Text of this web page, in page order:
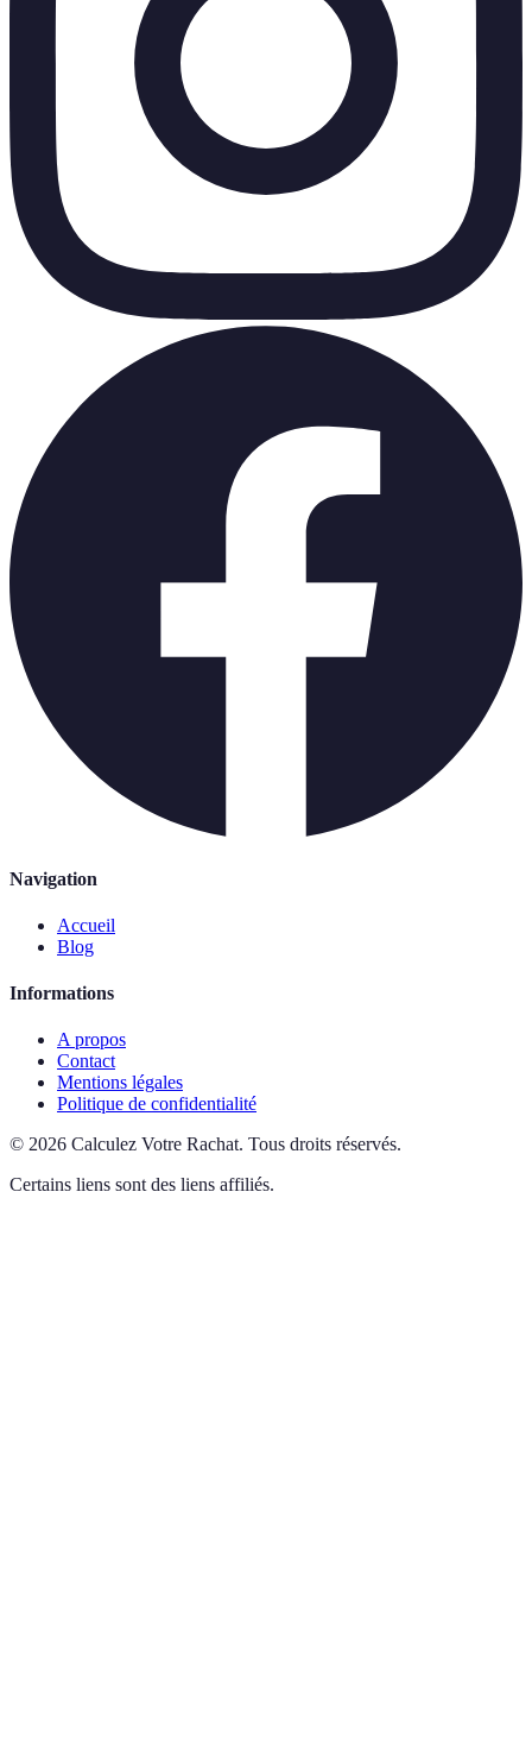
Navigation
Accueil
Blog
Informations
A propos
Contact
Mentions légales
Politique de confidentialité
© 2026 Calculez Votre Rachat. Tous droits réservés.
Certains liens sont des liens affiliés.